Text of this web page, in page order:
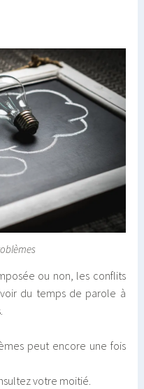
ou non, les conflits
du temps de parole à
peut encore une fois
votre moitié.